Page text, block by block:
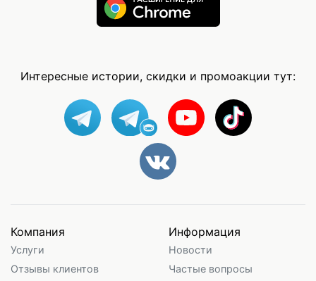
Интересные истории, скидки и промоакции тут:
Компания
Услуги
Отзывы клиентов
Информация
Новости
Частые вопросы